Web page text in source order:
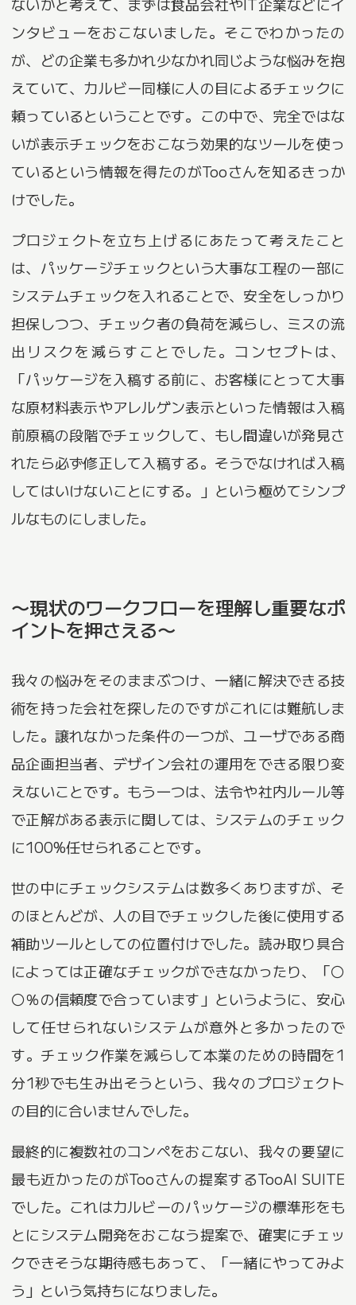
ンタビューをおこないました。そこでわかったの
が、どの企業も多かれ少なかれ同じような悩みを抱
えていて、カルビー同様に人の目によるチェックに
頼っているということです。この中で、完全ではな
いが表示チェックをおこなう効果的なツールを使っ
ているという情報を得たのがTooさんを知るきっか
けでした。
プロジェクトを立ち上げるにあたって考えたこと
は、パッケージチェックという大事な工程の一部に
システムチェックを入れることで、安全をしっかり
担保しつつ、チェック者の負荷を減らし、ミスの流
出リスクを減らすことでした。コンセプトは、
「パッケージを入稿する前に、お客様にとって大事
な原材料表示やアレルゲン表示といった情報は入稿
前原稿の段階でチェックして、もし間違いが発見さ
れたら必ず修正して入稿する。そうでなければ入稿
してはいけないことにする。」という極めてシンプ
ルなものにしました。
〜現状のワークフローを理解し重要なポ
イントを押さえる〜
我々の悩みをそのままぶつけ、一緒に解決できる技
術を持った会社を探したのですがこれには難航しま
した。譲れなかった条件の一つが、ユーザである商
品企画担当者、デザイン会社の運用をできる限り変
えないことです。もう一つは、法令や社内ルール等
で正解がある表示に関しては、システムのチェック
に100%任せられることです。
世の中にチェックシステムは数多くありますが、そ
のほとんどが、人の目でチェックした後に使用する
補助ツールとしての位置付けでした。読み取り具合
によっては正確なチェックができなかったり、「〇
〇％の信頼度で合っています」というように、安心
して任せられないシステムが意外と多かったので
す。チェック作業を減らして本業のための時間を1
分1秒でも生み出そうという、我々のプロジェクト
の目的に合いませんでした。
最終的に複数社のコンペをおこない、我々の要望に
最も近かったのがTooさんの提案するTooAI SUITE
でした。これはカルビーのパッケージの標準形をも
とにシステム開発をおこなう提案で、確実にチェッ
クできそうな期待感もあって、「一緒にやってみよ
う」という気持ちになりました。